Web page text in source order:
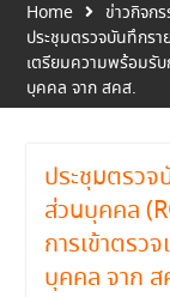
Home
ข่าวกิจก
ประชุมตรวจบันทึกร
เตรียมความพร้อมรั
บุคคล จาก สคส.
ประชุมตรวจ
ส่วนบุคคล
การเข้าตรว
บุคคล จาก ส